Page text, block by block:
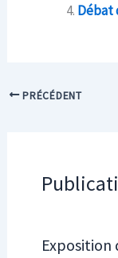
Débat
PRÉCÉDENT
Exposition